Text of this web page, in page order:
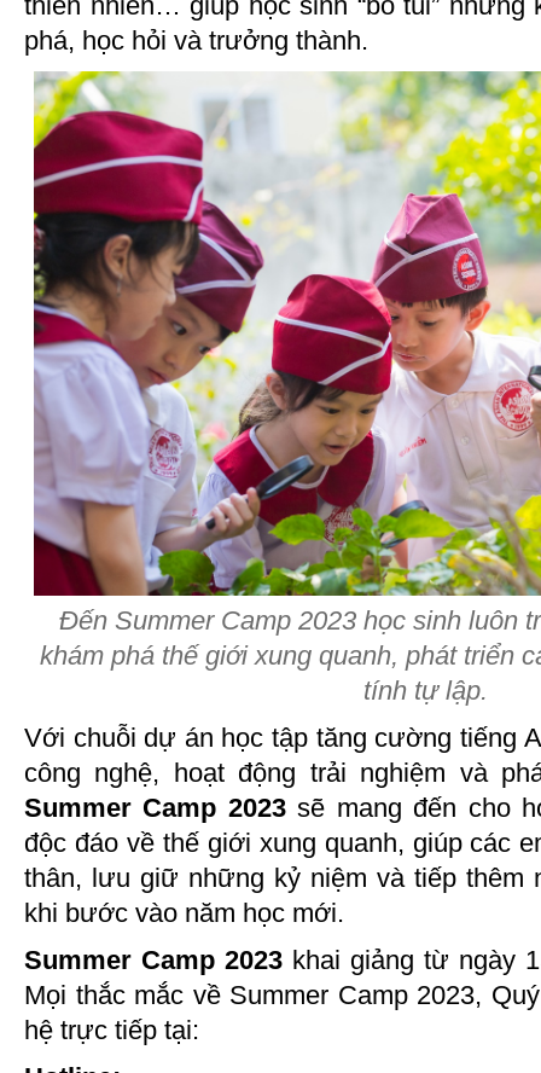
thiên nhiên… giúp học sinh “bỏ túi” những
phá, học hỏi và trưởng thành.
Đến Summer Camp 2023 học sinh luôn
khám phá thế giới xung quanh, phát triển
tính tự lập.
Với chuỗi dự án học tập tăng cường tiếng
công nghệ, hoạt động trải nghiệm và
Summer Camp 2023sẽ mang đến cho
độc đáo về thế giới xung quanh, giúp các
thân, lưu giữ những kỷ niệm và tiếp thêm
khi bước vào năm học mới.
Summer Camp 2023 khai giảng từ ngày
Mọi thắc mắc về Summer Camp 2023,
hệ trực tiếp tại: